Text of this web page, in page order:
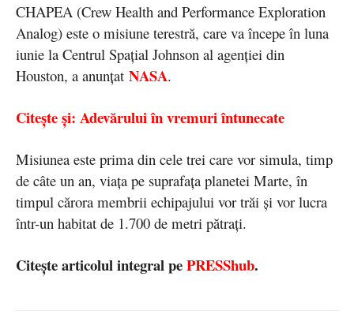
CHAPEA (Crew Health and Performance Exploration
Analog) este o misiune terestră, care va începe în luna
iunie la Centrul Spațial Johnson al agenției din
Houston, a anunțat NASA.
Citește și: Adevărului în vremuri întunecate
Misiunea este prima din cele trei care vor simula, timp
de câte un an, viața pe suprafața planetei Marte, în
timpul cărora membrii echipajului vor trăi și vor lucra
într-un habitat de 1.700 de metri pătrați.
Citește articolul integral pePRESShub.